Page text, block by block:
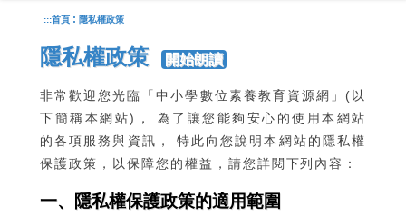
:::首頁 : 隱私權政策
隱私權政策 開始朗讀
非常歡迎您光臨「中小學數位素養教育資源網」(以
下簡稱本網站)， 為了讓您能夠安心的使用本網站
的各項服務與資訊， 特此向您說明本網站的隱私權
保護政策，以保障您的權益，請您詳閱下列內容：
一、隱私權保護政策的適用範圍